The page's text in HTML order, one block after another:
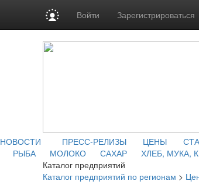
Войти Зарегистрироваться
НОВОСТИ ПРЕСС-РЕЛИЗЫ ЦЕНЫ
РЫБА МОЛОКО САХАР ХЛЕБ, МУКА,
Каталог предприятий
Каталог предприятий по регионам >